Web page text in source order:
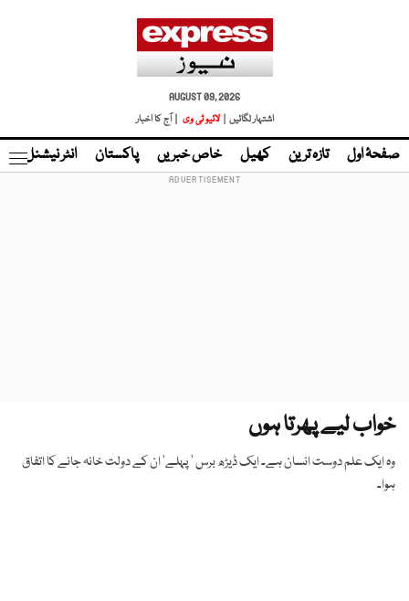
AUGUST 09, 2026
اشتہار لگائیں |
لائیو ٹی وی | آج کا اخبار
صفحۂ اول تازہ ترین کھیل خاص خبریں پاکستان انٹر نیشنل
خواب لیے پھرتا ہوں
وہ ایک علم دوست انسان ہے۔ ایک ڈیڑھ برس ‘ پہلے‘ ان کے دولت خانہ جانے کا اتفاق
ہوا۔